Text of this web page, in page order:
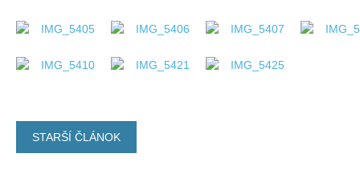
STARŠÍ ČLÁNOK